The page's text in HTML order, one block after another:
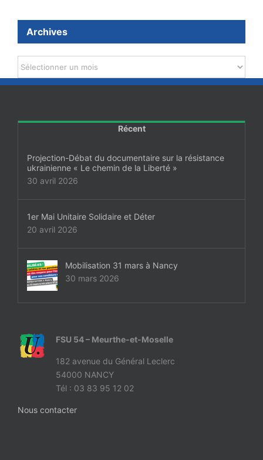
Archives
Archives
Récent
Projection-Débat du documentaire sur la résistance
ukrainienne « Le chemin de la Liberté »
30 avril 2026
1er Mai Unitaire Solidaire et Déter
20 avril 2026
Mobilisation 31 mars à Nancy
30 mars 2026
FSU 54 – Meurthe-et-Moselle
182 avenue du Général Leclerc
54000 NANCY
Tél : 03 83 95 12 02
Nous contacter